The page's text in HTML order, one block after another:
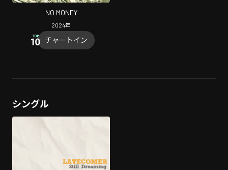
NO MONEY
2024年
チャートイン
シングル